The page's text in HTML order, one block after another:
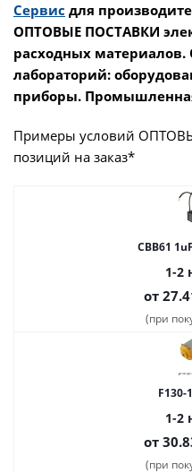
Сервис для
ОПТОВЫЕ ПОСТАВКИ
расходных
лабораторий:
приборы.
Примеры условий
позиций на заказ*
CBB61
1-2
от
(при
F130-
1-2
от
(при